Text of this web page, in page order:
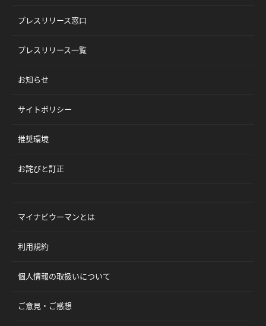
プレスリリース窓口
プレスリリース一覧
お知らせ
サイトポリシー
推奨環境
お詫びと訂正
マイナビウーマンとは
利用規約
個人情報の取扱いについて
ご意見・ご感想